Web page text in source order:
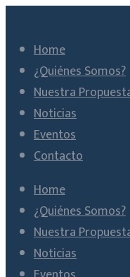
Home
¿Quiénes Somos?
Nuestra
Noticias
Eventos
Contacto
Home
¿Quiénes Somos?
Nuestra
Noticias